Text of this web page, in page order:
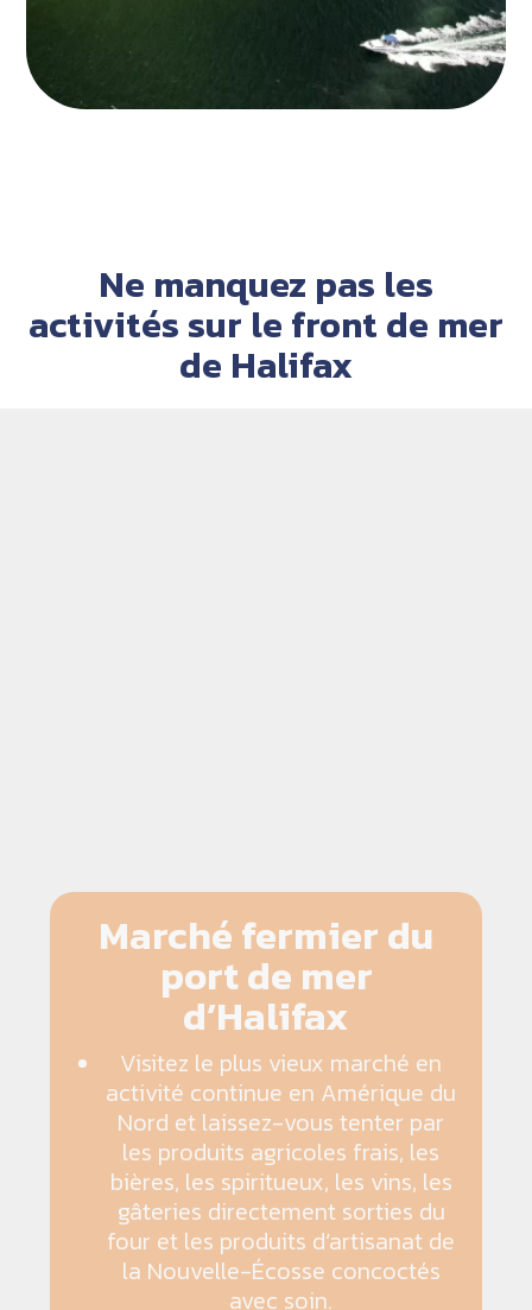
Ne manquez pas les
activités sur le front de mer
de Halifax
Marché fermier du
port de mer
d’Halifax
Visitez le plus vieux marché en
activité continue en Amérique du
Nord et laissez-vous tenter par
les produits agricoles frais, les
bières, les spiritueux, les vins, les
gâteries directement sorties du
four et les produits d’artisanat de
la Nouvelle-Écosse concoctés
avec soin.